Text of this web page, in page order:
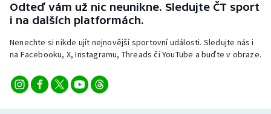
Short track
Sportovní střelba
Triatlon
Odteď vám už nic neunikne. Sledujte ČT sport
i na dalších platformách.
Nenechte si nikde ujít nejnovější sportovní události. Sledujte nás i
na Facebooku, X, Instagramu, Threads či YouTube a buďte v obraze.